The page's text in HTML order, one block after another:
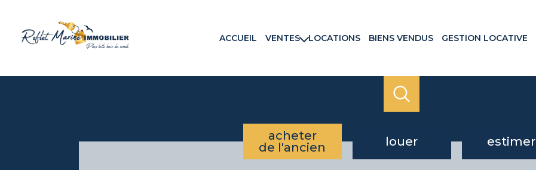
ACCUEIL VENTES
Maisons & Villas
Programmes neufs
LOCATIONS BIENS VENDUS GESTION LOCATIVE
acheter
de l'ancien
louer estimer